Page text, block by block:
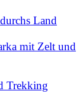
Land
mit Zelt und
Trekking